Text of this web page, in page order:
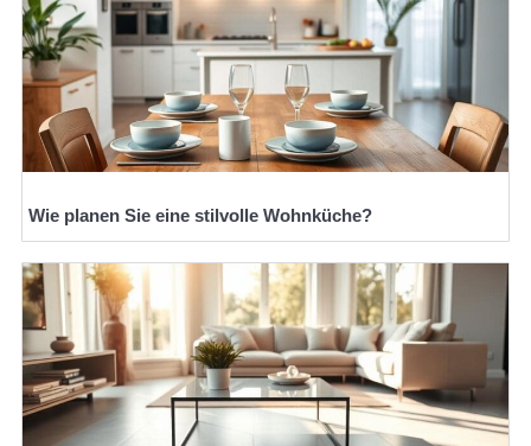
Wie planen Sie eine stilvolle Wohnküche?